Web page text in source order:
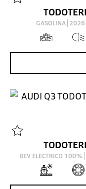
GASOLINA 2026
BEV ELECTRICO 100%